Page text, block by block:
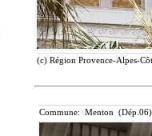
(c) Région Provence-Alpes-
Commune: Menton